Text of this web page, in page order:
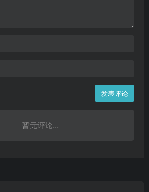
发表评论
暂无评论...